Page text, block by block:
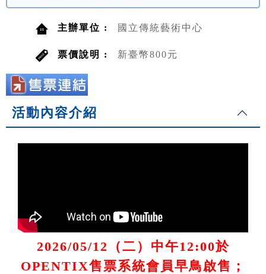
主辦單位 : 國立傳統藝術中心
票價說明 : 新臺幣800元
活動內容介紹
2026/05/12（二）中午12:00於
OPENTIX售票系統會員早鳥啟售；